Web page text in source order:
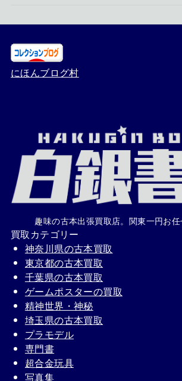
にほんブログ村
趣味の古本出張買取店。関東一円お任
買取カテゴリー
神奈川県の古本買取
東京都の古本買取
千葉県の古本買取
ゲームポスターの買取
精神世界・神秘
埼玉県の古本買取
プラモデル
専門書
超合金玩具
写真集